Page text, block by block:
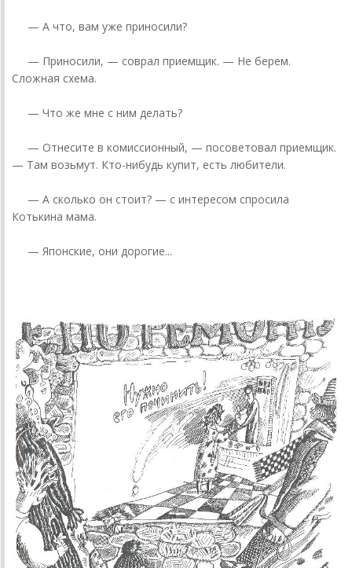
— А что, вам уже приносили?
— Приносили, — соврал приемщик. — Не берем.
Сложная схема.
— Что же мне с ним делать?
— Отнесите в комиссионный, — посоветовал приемщик.
— Там возьмут. Кто-нибудь купит, есть любители.
— А сколько он стоит? — с интересом спросила
Котькина мама.
— Японские, они дорогие...